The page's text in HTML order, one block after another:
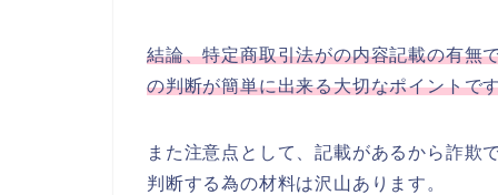
結論、特定商取引法がの内容記載の有無
の判断が簡単に出来る大切なポイントで
また注意点として、記載があるから詐欺
判断する為の材料は沢山あります。